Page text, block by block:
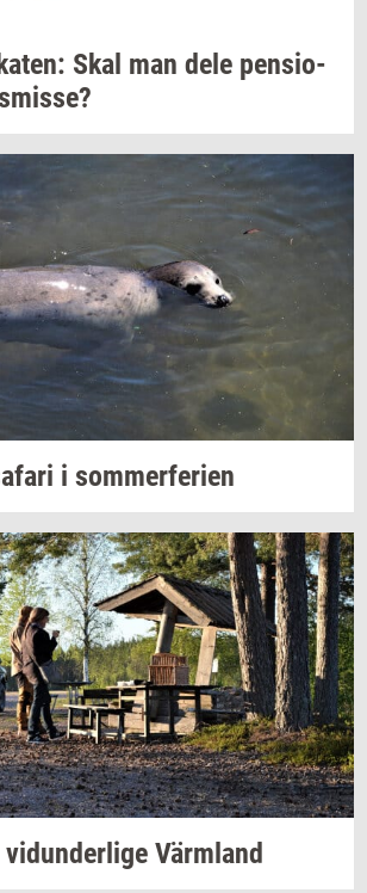
Skal man dele pen­sio­
i som­mer­fe­ri­en
vi­dun­der­li­ge Värmland